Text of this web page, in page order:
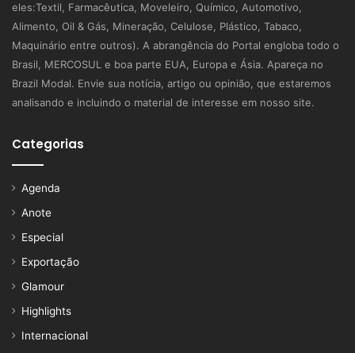
eles:Textil, Farmacêutica, Moveleiro, Químico, Automotivo,
Alimento, Oil & Gás, Mineração, Celulose, Plástico, Tabaco,
Maquinário entre outros). A abrangência do Portal engloba todo o
Brasil, MERCOSUL e boa parte EUA, Europa e Ásia. Apareça no
Brazil Modal. Envie sua notícia, artigo ou opinião, que estaremos
analisando e incluindo o material de interesse em nosso site.
Categorias
Agenda
Anote
Especial
Exportação
Glamour
Highlights
Internacional